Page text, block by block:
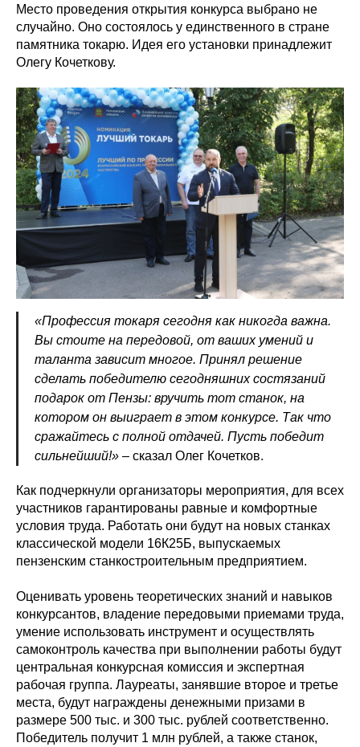
Место проведения открытия конкурса выбрано не
случайно. Оно состоялось у единственного в стране
памятника токарю. Идея его установки принадлежит
Олегу Кочеткову.
«Профессия токаря сегодня как никогда важна.
Вы стоите на передовой, от ваших умений и
таланта зависит многое. Принял решение
сделать победителю сегодняшних состязаний
подарок от Пензы: вручить тот станок, на
котором он выиграет в этом конкурсе. Так что
сражайтесь с полной отдачей. Пусть победит
сильнейший!» – сказал Олег Кочетков.
Как подчеркнули организаторы мероприятия, для всех
участников гарантированы равные и комфортные
условия труда. Работать они будут на новых станках
классической модели 16К25Б, выпускаемых
пензенским станкостроительным предприятием.
Оценивать уровень теоретических знаний и навыков
конкурсантов, владение передовыми приемами труда,
умение использовать инструмент и осуществлять
самоконтроль качества при выполнении работы будут
центральная конкурсная комиссия и экспертная
рабочая группа. Лауреаты, занявшие второе и третье
места, будут награждены денежными призами в
размере 500 тыс. и 300 тыс. рублей соответственно.
Победитель получит 1 млн рублей, а также станок,